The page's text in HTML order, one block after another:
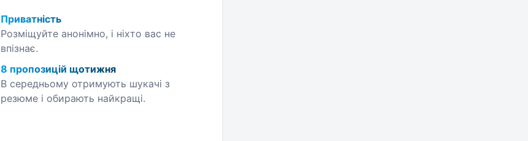
Приватність
Розміщуйте анонімно, і ніхто вас не
впізнає.
8 пропозицій щотижня
В середньому отримують шукачі з
резюме і обирають найкращі.